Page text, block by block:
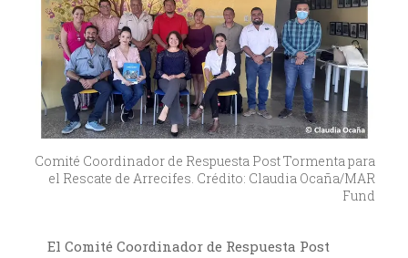
Comité Coordinador de Respuesta Post Tormenta para
el Rescate de Arrecifes. Crédito: Claudia Ocaña/MAR
Fund
El Comité Coordinador de Respuesta Post